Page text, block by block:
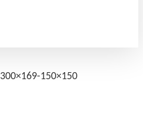
150×150